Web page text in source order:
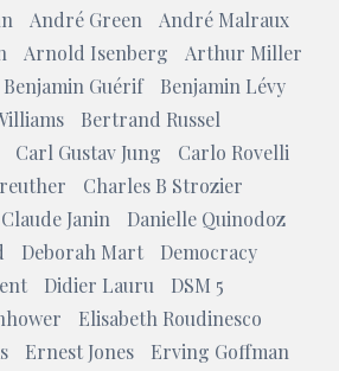
André Green
André Malraux
Arnold Isenberg
Arthur Miller
Benjamin Guérif
Benjamin Lévy
Bertrand Russel
Carl Gustav Jung
Carlo Rovelli
Charles B Strozier
Claude Janin
Danielle Quinodoz
Deborah Mart
Democracy
Didier Lauru
DSM 5
Elisabeth Roudinesco
Ernest Jones
Erving Goffman